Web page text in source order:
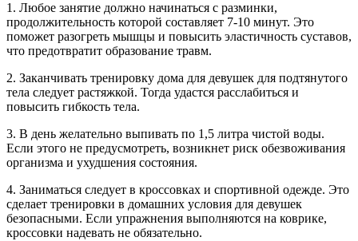
1. Любое занятие должно начинаться с разминки,
продолжительность которой составляет 7-10 минут. Это
поможет разогреть мышцы и повысить эластичность суставов,
что предотвратит образование травм.
2. Заканчивать тренировку дома для девушек для подтянутого
тела следует растяжкой. Тогда удастся расслабиться и
повысить гибкость тела.
3. В день желательно выпивать по 1,5 литра чистой воды.
Если этого не предусмотреть, возникнет риск обезвоживания
организма и ухудшения состояния.
4. Заниматься следует в кроссовках и спортивной одежде. Это
сделает тренировки в домашних условия для девушек
безопасными. Если упражнения выполняются на коврике,
кроссовки надевать не обязательно.